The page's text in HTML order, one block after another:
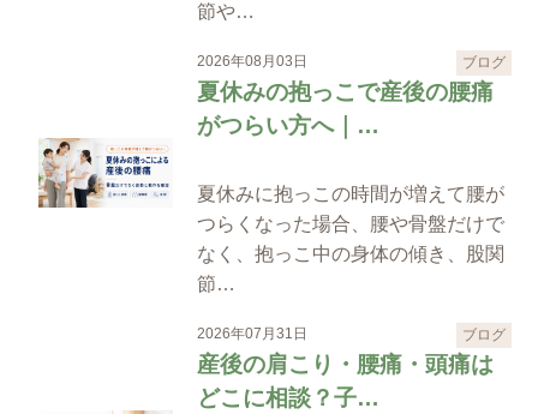
節や…
2026年08月03日 ブログ
夏休みの抱っこで産後の腰痛
がつらい方へ｜…
夏休みに抱っこの時間が増えて腰が
つらくなった場合、腰や骨盤だけで
なく、抱っこ中の身体の傾き、股関
節…
2026年07月31日 ブログ
産後の肩こり・腰痛・頭痛は
どこに相談？子…